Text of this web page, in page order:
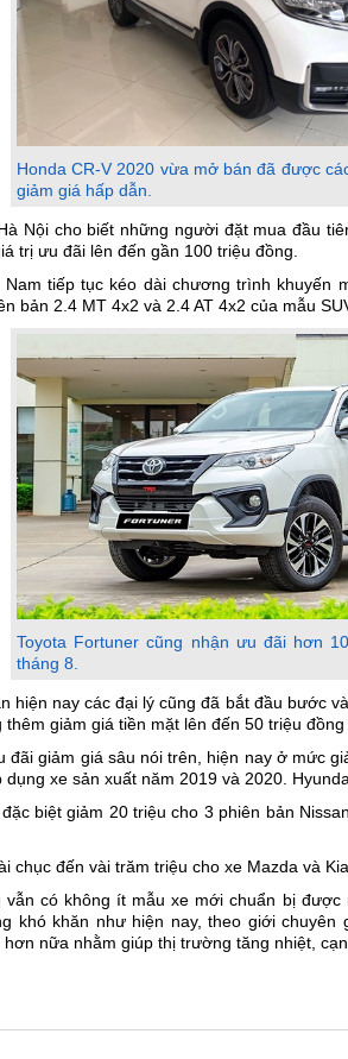
Honda CR-V 2020 vừa mở bán đã được
giảm giá hấp dẫn.
Nội cho biết những người đặt mua đầu
trị ưu đãi lên đến gần 100 triệu đồng.
tiếp tục kéo dài chương trình khuyến
bản 2.4 MT 4x2 và 2.4 AT 4x2 của mẫu
Toyota Fortuner cũng nhận ưu đãi hơn
tháng 8.
hiện nay các đại lý cũng đã bắt đầu bước
giảm giá tiền mặt lên đến 50 triệu
đãi giảm giá sâu nói trên, hiện nay ở mức
xe sản xuất năm 2019 và 2020.
biệt giảm 20 triệu cho 3 phiên bản
chục đến vài trăm triệu cho xe Mazda và
có không ít mẫu xe mới chuẩn bị
khó khăn như hiện nay, theo giới
nữa nhằm giúp thị trường tăng nhiệt,